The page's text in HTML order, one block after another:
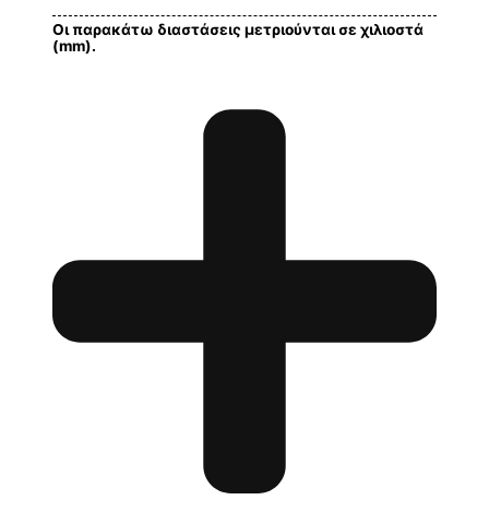
Οι παρακάτω διαστάσεις μετριούνται σε χιλιοστά
(mm).